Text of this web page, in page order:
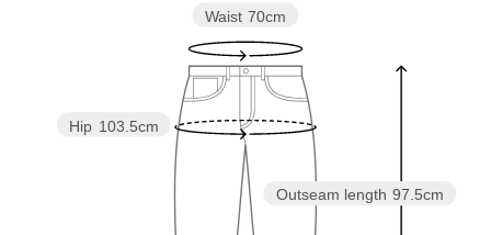
Outseam length 97.5cm
Hip 103.5cm
Waist 70cm